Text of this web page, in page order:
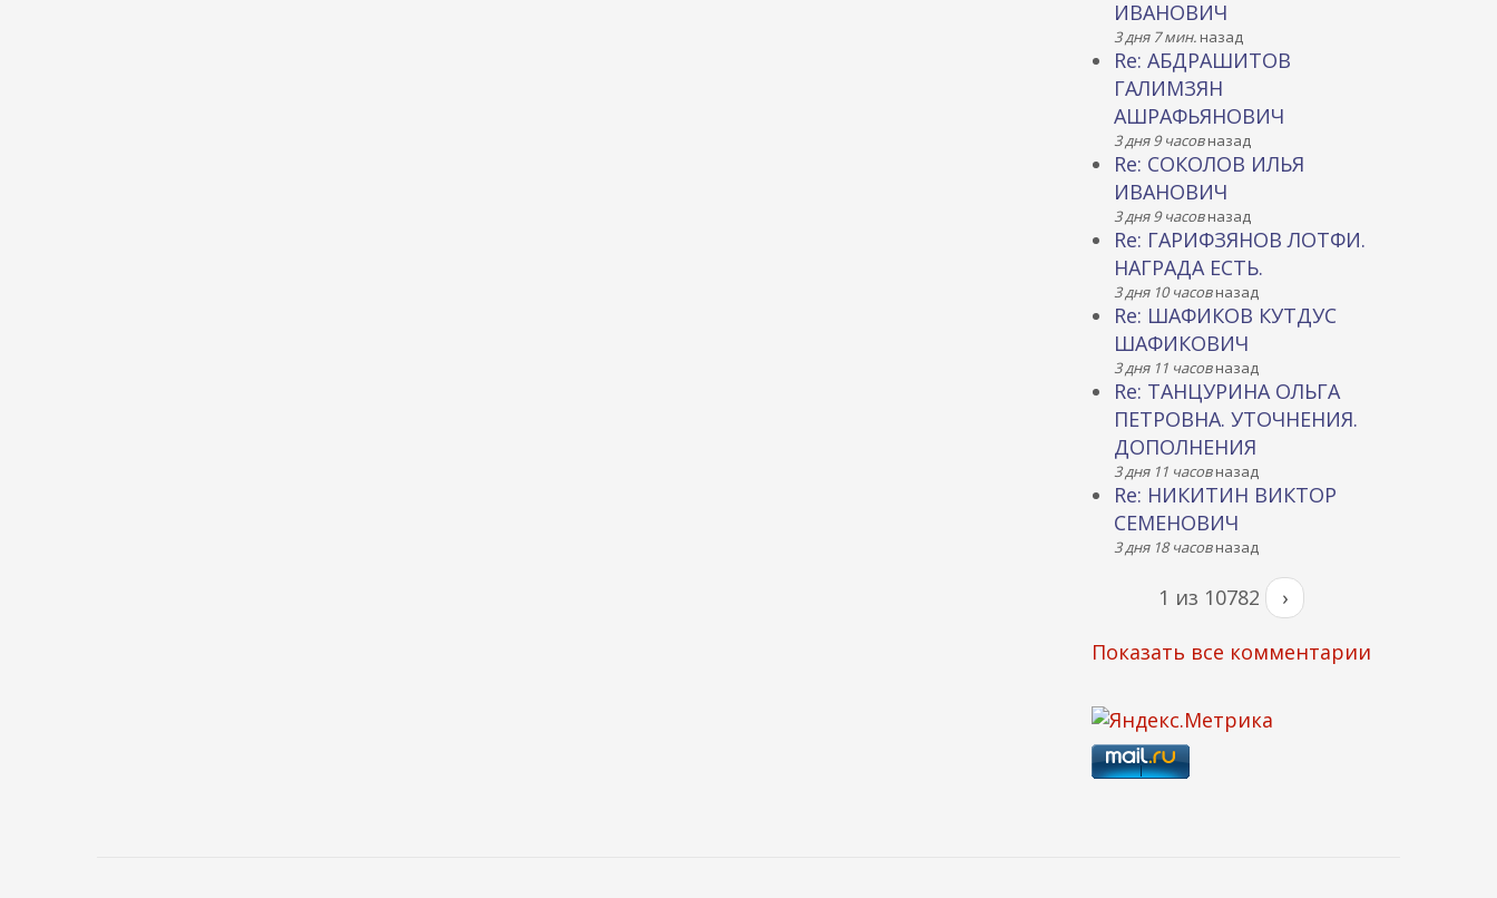
ИВАНОВИЧ
3 дня 7 мин.назад
Re: АБДРАШИТОВ
ГАЛИМЗЯН
АШРАФЬЯНОВИЧ
3 дня 9 часовназад
Re: СОКОЛОВ ИЛЬЯ
ИВАНОВИЧ
3 дня 9 часовназад
Re: ГАРИФЗЯНОВ ЛОТФИ.
НАГРАДА ЕСТЬ.
3 дня 10 часовназад
Re: ШАФИКОВ КУТДУС
ШАФИКОВИЧ
3 дня 11 часовназад
Re: ТАНЦУРИНА ОЛЬГА
ПЕТРОВНА. УТОЧНЕНИЯ.
ДОПОЛНЕНИЯ
3 дня 11 часовназад
Re: НИКИТИН ВИКТОР
СЕМЕНОВИЧ
3 дня 18 часовназад
1 из 10782 ›
Показать все комментарии